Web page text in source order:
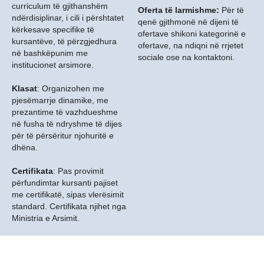
curriculum të gjithanshëm
ndërdisiplinar, i cili i përshtatet
kërkesave specifike të
kursantëve, të përzgjedhura
në bashkëpunim me
institucionet arsimore.
Klasat: Organizohen me
pjesëmarrje dinamike, me
prezantime të vazhdueshme
në fusha të ndryshme të dijes
për të përsëritur njohuritë e
dhëna.
Certifikata: Pas provimit
përfundimtar kursanti pajiset
me certifikatë, sipas vlerësimit
standard. Certifikata njihet nga
Ministria e Arsimit.
Oferta të larmishme: Për të
qenë gjithmonë në dijeni të
ofertave shikoni kategorinë e
ofertave, na ndiqni në rrjetet
sociale ose na kontaktoni.